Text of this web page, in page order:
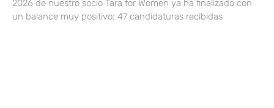
2026 de nuestro socio Tara for Women ya ha finalizado con
un balance muy positivo: 47 candidaturas recibidas